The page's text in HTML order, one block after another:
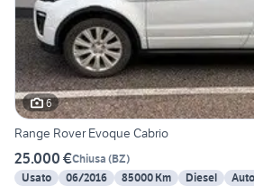
6
Range Rover Evoque Cabrio
25.000 €Chiusa (BZ)
Usato
06/2016 85000 Km Diesel